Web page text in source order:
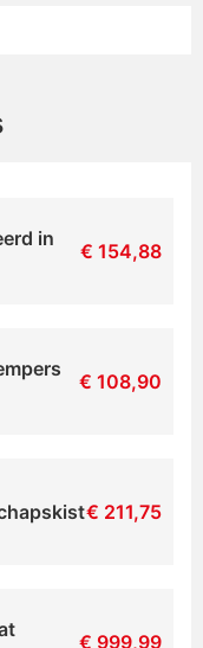
in
€ 154,88
€ 108,90
€ 211,75
€ 999,99